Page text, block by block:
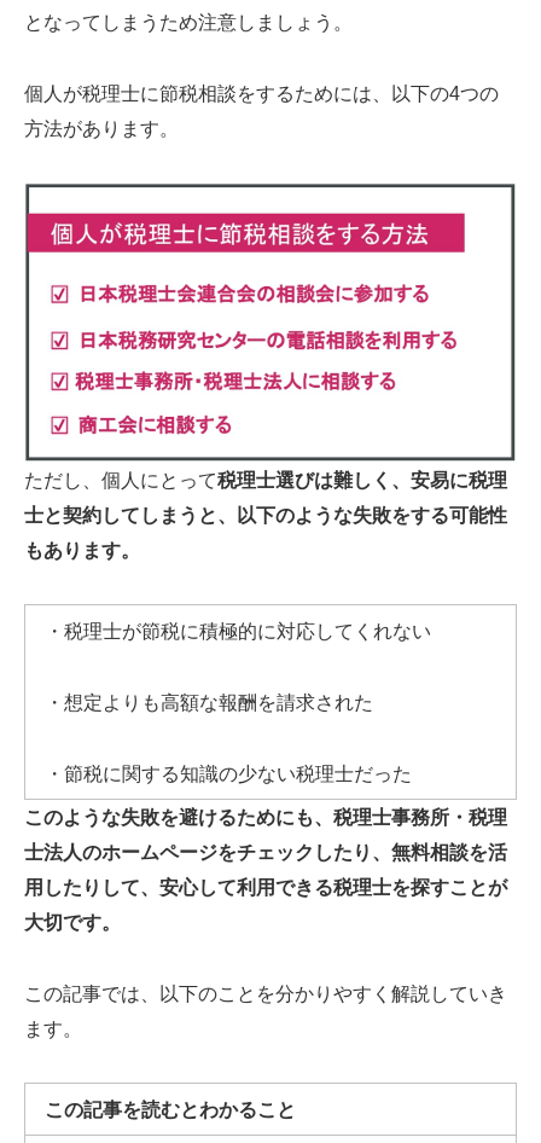
となってしまうため注意しましょう。
個人が税理士に節税相談をするためには、以下の4つの
方法があります。
ただし、個人にとって税理士選びは難しく、安易に税理
士と契約してしまうと、以下のような失敗をする可能性
もあります。
・税理士が節税に積極的に対応してくれない
・想定よりも高額な報酬を請求された
・節税に関する知識の少ない税理士だった
このような失敗を避けるためにも、税理士事務所・税理
士法人のホームページをチェックしたり、無料相談を活
用したりして、安心して利用できる税理士を探すことが
大切です。
この記事では、以下のことを分かりやすく解説していき
ます。
この記事を読むとわかること